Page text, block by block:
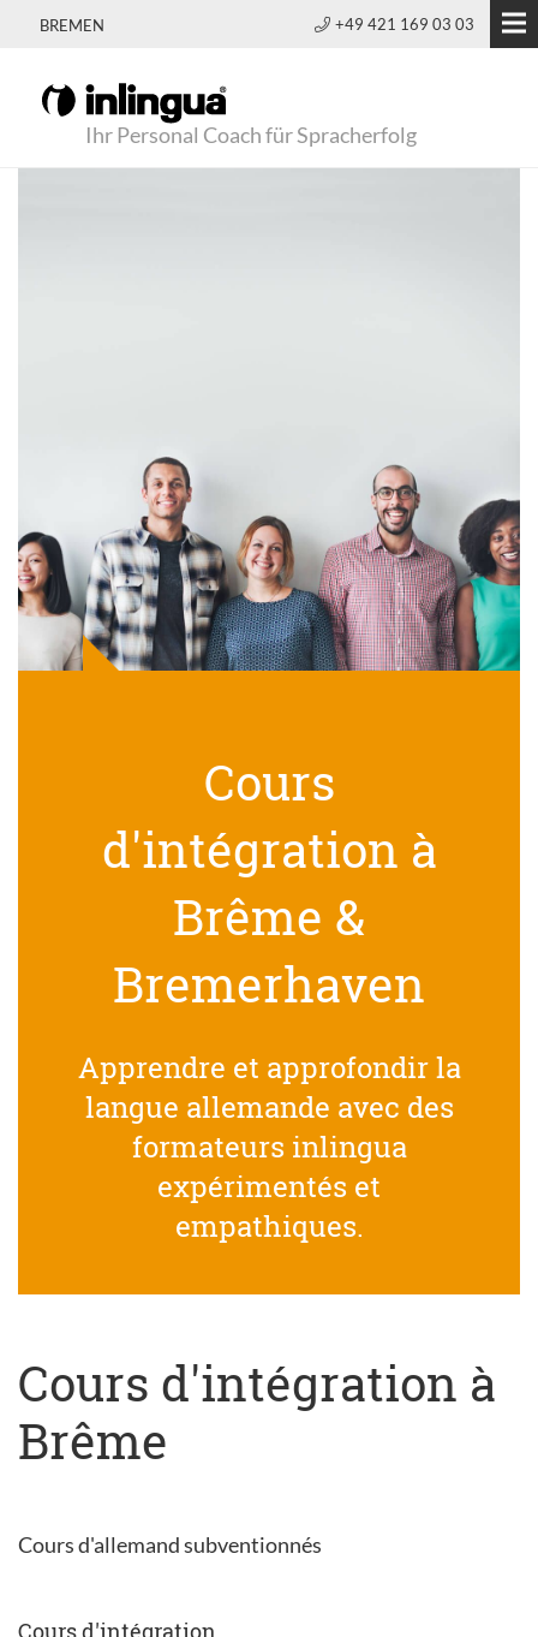
BREMEN +49 421 169 03 03
Ihr Personal Coach für Spracherfolg
Cours
d'intégration à
Brême &
Bremerhaven
Apprendre et approfondir la
langue allemande avec des
formateurs inlingua
expérimentés et
empathiques.
Cours d'intégration à
Brême
Cours d'allemand subventionnés
Cours d'intégration